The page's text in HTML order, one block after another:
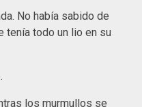
No había sabido de
tenía todo un lio en su
los murmullos se